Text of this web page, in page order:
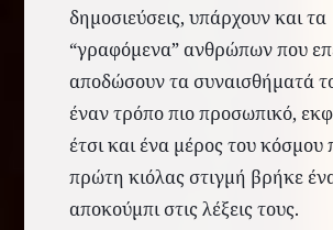
δημοσιεύσεις, υπάρχουν καιτα
“γραφόμενα” ανθρώπων που
αποδώσουν τα συναισθήματά
έναν τρόπο πιο προσωπικό,
έτσι και ένα μέρος του κόσμου
πρώτη κιόλας στιγμή βρήκε
αποκούμπι στις λέξεις τους.